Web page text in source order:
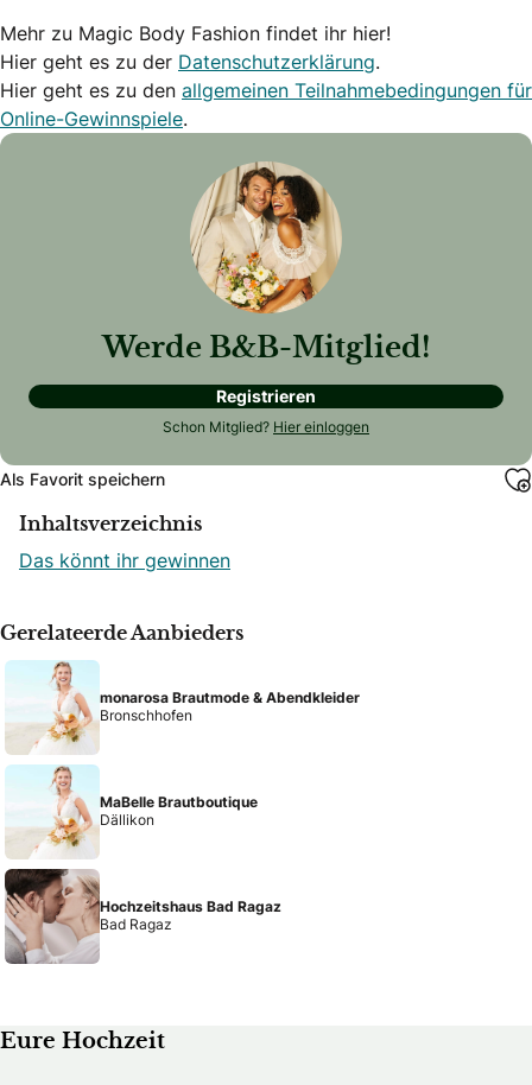
Mehr zu Magic Body Fashion findet ihr hier!
Hier geht es zu der Datenschutzerklärung.
Hier geht es zu den allgemeinen Teilnahmebedingungen für
Online-Gewinnspiele.
Werde B&B-Mitglied!
Registrieren
Schon Mitglied? Hier einloggen
Als Favorit speichern
Inhaltsverzeichnis
Das könnt ihr gewinnen
Gerelateerde Aanbieders
monarosa Brautmode & Abendkleider
Bronschhofen
MaBelle Brautboutique
Dällikon
Hochzeitshaus Bad Ragaz
Bad Ragaz
Eure Hochzeit